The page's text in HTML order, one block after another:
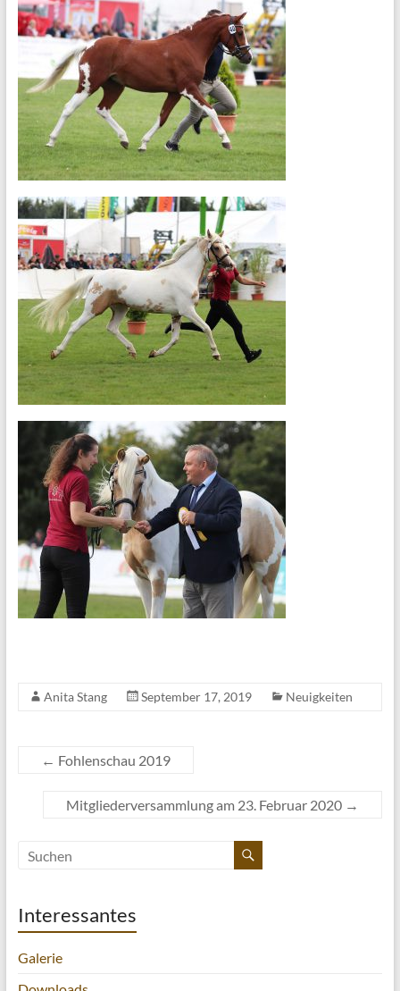
Anita Stang September 17, 2019 Neuigkeiten
← Fohlenschau 2019
Mitgliederversammlung am 23. Februar 2020 →
Interessantes
Galerie